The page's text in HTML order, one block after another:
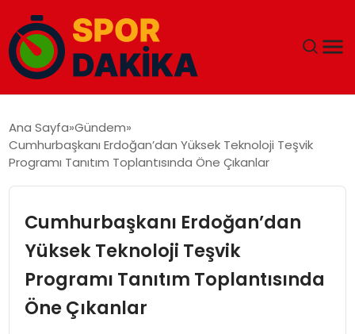
GÜNDEM
EKONOMI
MAGAZIN
Ana Sayfa Gündem
Cumhurbaşkanı Erdoğan’dan Yüksek Teknoloji Teşvik
Programı Tanıtım Toplantısında Öne Çıkanlar
Cumhurbaşkanı Erdoğan’dan
Yüksek Teknoloji Teşvik
Programı Tanıtım Toplantısında
Öne Çıkanlar